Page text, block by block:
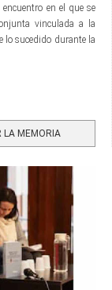
en el que se
vinculada a la
lo sucedido durante la
LA MEMORIA